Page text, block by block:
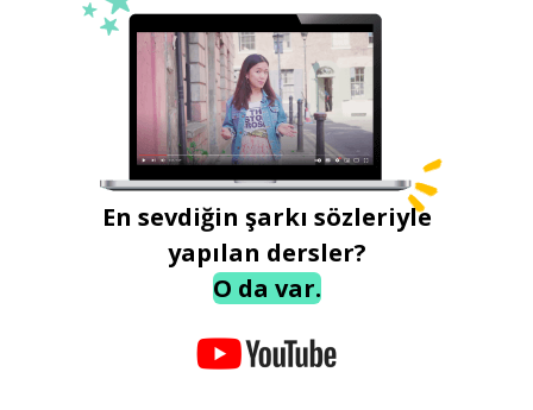
En sevdiğin şarkı sözleriyle
yapılan dersler?
O da var.